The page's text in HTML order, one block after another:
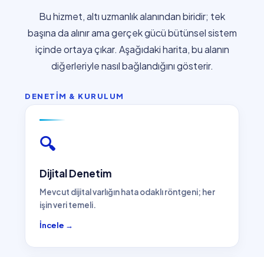
Bu hizmet, altı uzmanlık alanından biridir; tek
başına da alınır ama gerçek gücü bütünsel sistem
içinde ortaya çıkar. Aşağıdaki harita, bu alanın
diğerleriyle nasıl bağlandığını gösterir.
DENETİM & KURULUM
🔍
Dijital Denetim
Mevcut dijital varlığın hata odaklı röntgeni; her
işin veri temeli.
İncele →